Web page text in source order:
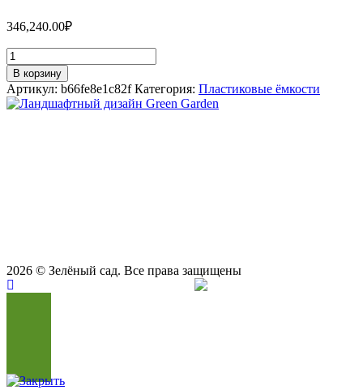
346,240.00₽
Количество
Емкость
цилиндрическая
вертикальная
25000
В корзину
Артикул: b66fe8e1c82f Категория: Пластиковые ёмкости
2026 © Зелёный сад. Все права защищены